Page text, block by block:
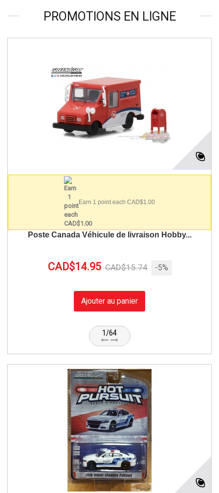
PROMOTIONS EN LIGNE
Earn 1 point each CAD$1.00
Poste Canada Véhicule de livraison Hobby...
CAD$14.95 CAD$15.74 -5%
Ajouter au panier
1/64